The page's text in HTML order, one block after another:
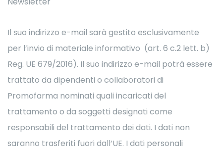
Il suo indirizzo e-mail sarà gestito esclusivamente
per l’invio di materiale informativo (art. 6 c.2 lett. b)
Reg. UE 679/2016). Il suo indirizzo e-mail potrà essere
trattato da dipendenti o collaboratori di
Promofarma nominati quali incaricati del
trattamento o da soggetti designati come
responsabili del trattamento dei dati. I dati non
saranno trasferiti fuori dall’UE. I dati personali